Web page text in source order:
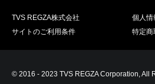
営業日カレンダー
商品登録
TVS REGZA株式会社
個人情
サイトのご利用条件
特定商
© 2016 - 2023 TVS REGZA Corporation, All